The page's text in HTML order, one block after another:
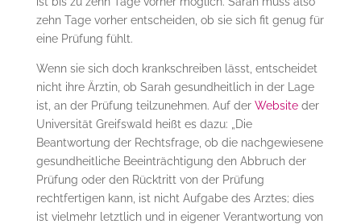
zehn Tage vorher entscheiden, ob sie sich fit genug für
eine Prüfung fühlt.
Wenn sie sich doch krankschreiben lässt, entscheidet
nicht ihre Ärztin, ob Sarah gesundheitlich in der Lage
ist, an der Prüfung teilzunehmen. Auf der Websiteder
Universität Greifswald heißt es dazu: „Die
Beantwortung der Rechtsfrage, ob die nachgewiesene
gesundheitliche Beeinträchtigung den Abbruch der
Prüfung oder den Rücktritt von der Prüfung
rechtfertigen kann, ist nicht Aufgabe des Arztes; dies
ist vielmehr letztlich und in eigener Verantwortung von